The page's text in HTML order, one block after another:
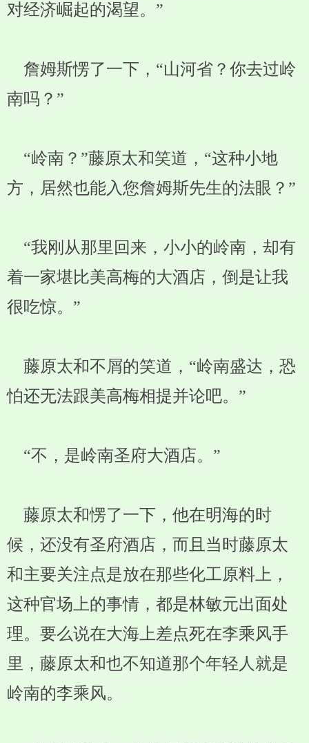
对经济崛起的渴望。”
詹姆斯愣了一下，“山河省？你去过岭
南吗？”
“岭南？”藤原太和笑道，“这种小地
方，居然也能入您詹姆斯先生的法眼？”
“我刚从那里回来，小小的岭南，却有
着一家堪比美高梅的大酒店，倒是让我
很吃惊。”
藤原太和不屑的笑道，“岭南盛达，恐
怕还无法跟美高梅相提并论吧。”
“不，是岭南圣府大酒店。”
藤原太和愣了一下，他在明海的时
候，还没有圣府酒店，而且当时藤原太
和主要关注点是放在那些化工原料上，
这种官场上的事情，都是林敏元出面处
理。要么说在大海上差点死在李乘风手
里，藤原太和也不知道那个年轻人就是
岭南的李乘风。